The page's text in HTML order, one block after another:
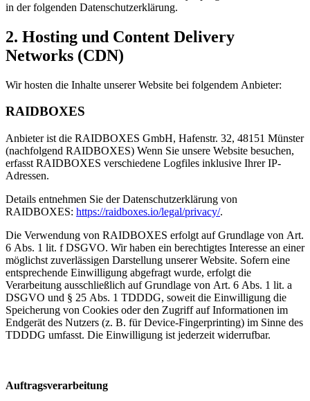
in der folgenden Datenschutzerklärung.
2. Hosting und Content Delivery
Networks (CDN)
Wir hosten die Inhalte unserer Website bei folgendem Anbieter:
RAIDBOXES
Anbieter ist die RAIDBOXES GmbH, Hafenstr. 32, 48151 Münster
(nachfolgend RAIDBOXES) Wenn Sie unsere Website besuchen,
erfasst RAIDBOXES verschiedene Logfiles inklusive Ihrer IP-
Adressen.
Details entnehmen Sie der Datenschutzerklärung von
RAIDBOXES: https://raidboxes.io/legal/privacy/.
Die Verwendung von RAIDBOXES erfolgt auf Grundlage von Art.
6 Abs. 1 lit. f DSGVO. Wir haben ein berechtigtes Interesse an einer
möglichst zuverlässigen Darstellung unserer Website. Sofern eine
entsprechende Einwilligung abgefragt wurde, erfolgt die
Verarbeitung ausschließlich auf Grundlage von Art. 6 Abs. 1 lit. a
DSGVO und § 25 Abs. 1 TDDDG, soweit die Einwilligung die
Speicherung von Cookies oder den Zugriff auf Informationen im
Endgerät des Nutzers (z. B. für Device-Fingerprinting) im Sinne des
TDDDG umfasst. Die Einwilligung ist jederzeit widerrufbar.
Auftragsverarbeitung